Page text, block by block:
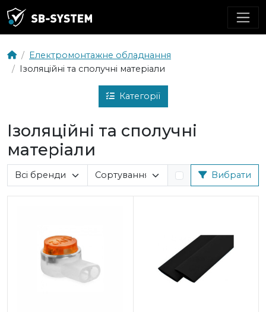
Електромонтажне обладнання
Ізоляційні та сполучні матеріали
Категорії
Ізоляційні та сполучні
матеріали
Вибрати